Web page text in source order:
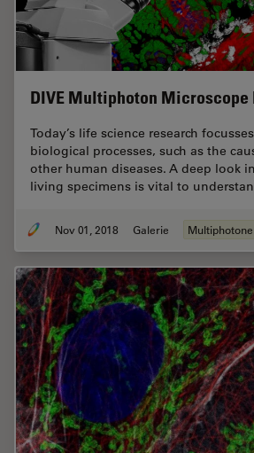
DIVE Multiphoton Microscope
Today’s life science research
biological processes, such as the
other human diseases. A deep look
living specimens is vital to
Nov 01, 2018 Galerie